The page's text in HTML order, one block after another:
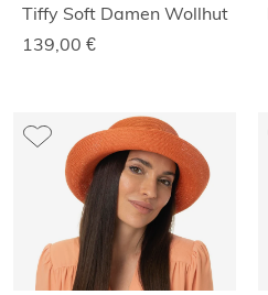
Tiffy Soft Damen Wollhut
139,00 €